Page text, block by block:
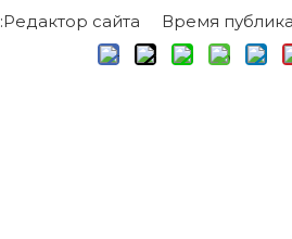
сайта Время